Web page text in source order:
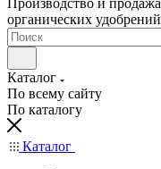
Производство и
органических удобрений
Каталог
По всему сайту
По каталогу
Каталог